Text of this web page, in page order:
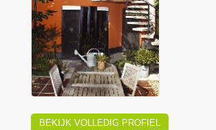
BEKIJK VOLLEDIG PROFIEL